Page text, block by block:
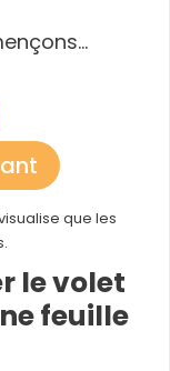
que les
le volet
feuille